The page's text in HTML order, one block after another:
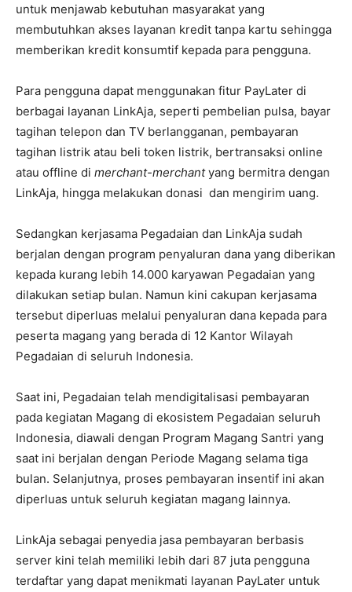
untuk menjawab kebutuhan masyarakat yang
membutuhkan akses layanan kredit tanpa kartu sehingga
memberikan kredit konsumtif kepada para pengguna.
Para pengguna dapat menggunakan fitur PayLater di
berbagai layanan LinkAja, seperti pembelian pulsa, bayar
tagihan telepon dan TV berlangganan, pembayaran
tagihan listrik atau beli token listrik, bertransaksi online
atau offline di merchant-merchantyang bermitra dengan
LinkAja, hingga melakukan donasi dan mengirim uang.
Sedangkan kerjasama Pegadaian dan LinkAja sudah
berjalan dengan program penyaluran dana yang diberikan
kepada kurang lebih 14.000 karyawan Pegadaian yang
dilakukan setiap bulan. Namun kini cakupan kerjasama
tersebut diperluas melalui penyaluran dana kepada para
peserta magang yang berada di 12 Kantor Wilayah
Pegadaian di seluruh Indonesia.
Saat ini, Pegadaian telah mendigitalisasi pembayaran
pada kegiatan Magang di ekosistem Pegadaian seluruh
Indonesia, diawali dengan Program Magang Santri yang
saat ini berjalan dengan Periode Magang selama tiga
bulan. Selanjutnya, proses pembayaran insentif ini akan
diperluas untuk seluruh kegiatan magang lainnya.
LinkAja sebagai penyedia jasa pembayaran berbasis
server kini telah memiliki lebih dari 87 juta pengguna
terdaftar yang dapat menikmati layanan PayLater untuk